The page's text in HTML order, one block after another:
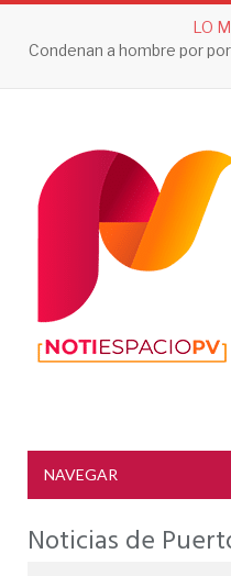
LO
Condenan a hombre por
NAVEGAR
Noticias de